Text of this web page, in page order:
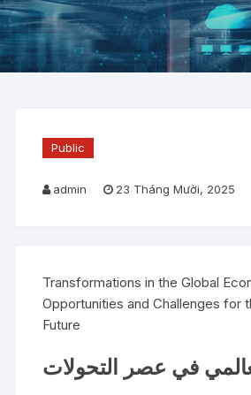
Public
admin 23 Tháng Mười, 2025
Transformations in the Global
Opportunities and Challenges for
Future
في عصر التحولات